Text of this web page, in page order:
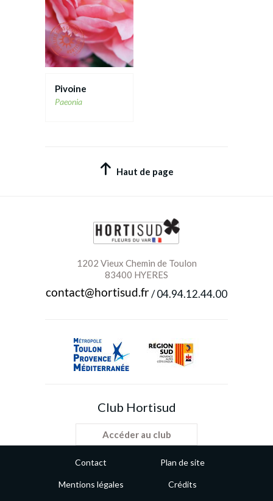
Pivoine
Paeonia
Haut de page
1202 Vieux Chemin de Toulon
83400 HYERES
/04.94.12.44.00
Club Hortisud
Accéder au club
Contact Plan de site
Mentions légales Crédits